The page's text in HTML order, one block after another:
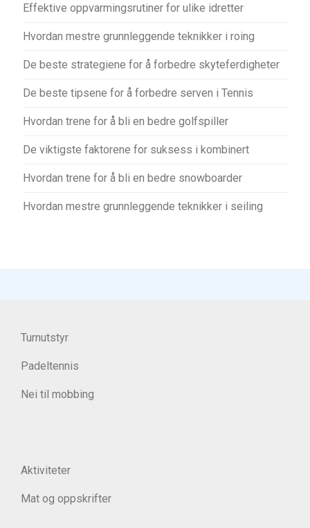
Effektive oppvarmingsrutiner for ulike idretter
Hvordan mestre grunnleggende teknikker i roing
De beste strategiene for å forbedre skyteferdigheter
De beste tipsene for å forbedre serven i Tennis
Hvordan trene for å bli en bedre golfspiller
De viktigste faktorene for suksess i kombinert
Hvordan trene for å bli en bedre snowboarder
Hvordan mestre grunnleggende teknikker i seiling
Turnutstyr
Padeltennis
Nei til mobbing
Aktiviteter
Mat og oppskrifter